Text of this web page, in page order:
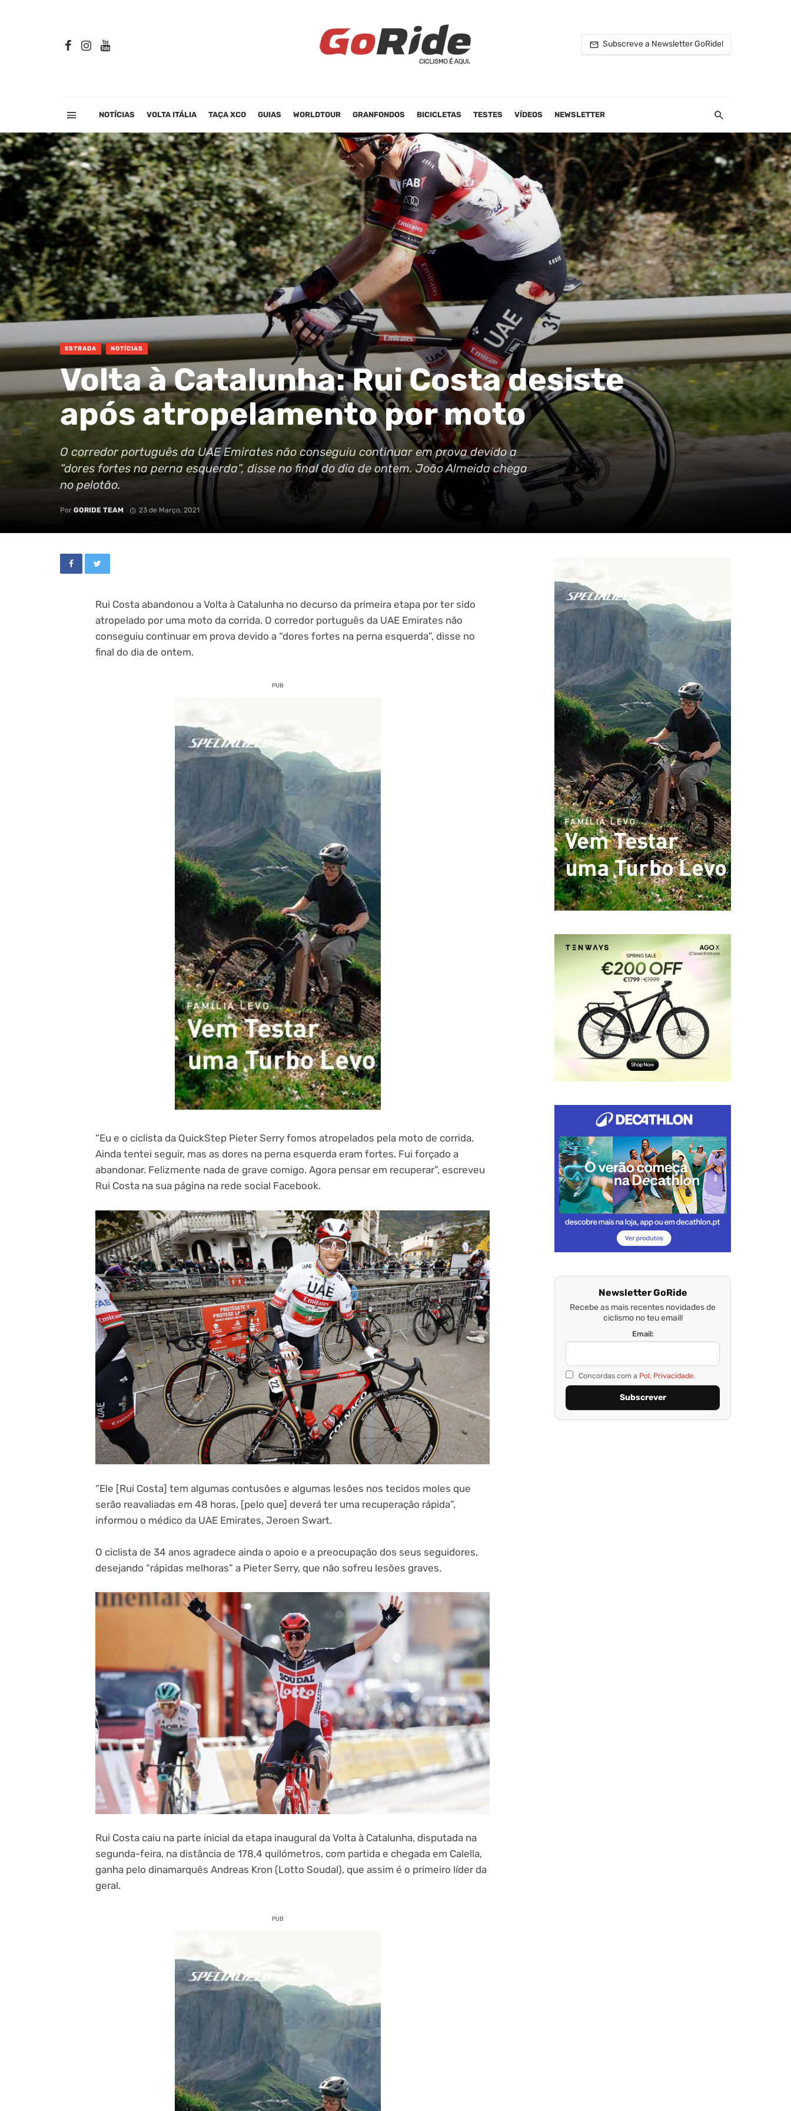
Subscreve a Newsletter GoRide!
NOTÍCIAS VOLTA ITÁLIA TAÇA XCO GUIAS WORLDTOUR GRANFONDOS BICICLETAS TESTES VÍDEOS NEWSLETTER
ESTRADA NOTÍCIAS
Volta à Catalunha: Rui Costa desiste
após atropelamento por moto
O corredor português da UAE Emirates não conseguiu continuar em prova devido a
“dores fortes na perna esquerda”, disse no final do dia de ontem. João Almeida chega
no pelotão.
Por GORIDE TEAM 23 de Março, 2021
Rui Costa abandonou a Volta à Catalunha no decurso da primeira etapa por ter sido
atropelado por uma moto da corrida. O corredor português da UAE Emirates não
conseguiu continuar em prova devido a “dores fortes na perna esquerda”, disse no
final do dia de ontem.
PUB
“Eu e o ciclista da QuickStep Pieter Serry fomos atropelados pela moto de corrida.
Ainda tentei seguir, mas as dores na perna esquerda eram fortes. Fui forçado a
abandonar. Felizmente nada de grave comigo. Agora pensar em recuperar”, escreveu
Rui Costa na sua página na rede social Facebook.
“Ele [Rui Costa] tem algumas contusões e algumas lesões nos tecidos moles que
serão reavaliadas em 48 horas, [pelo que] deverá ter uma recuperação rápida”,
informou o médico da UAE Emirates, Jeroen Swart.
O ciclista de 34 anos agradece ainda o apoio e a preocupação dos seus seguidores,
desejando “rápidas melhoras” a Pieter Serry, que não sofreu lesões graves.
Rui Costa caiu na parte inicial da etapa inaugural da Volta à Catalunha, disputada na
segunda-feira, na distância de 178,4 quilómetros, com partida e chegada em Calella,
ganha pelo dinamarquês Andreas Kron (Lotto Soudal), que assim é o primeiro líder da
geral.
PUB
Newsletter GoRide
Recebe as mais recentes novidades de
ciclismo no teu email!
Email:
Concordas com a Pol. Privacidade.